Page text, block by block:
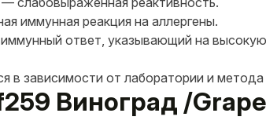
иммунная реакция на аллергены.
ответ, указывающий на высокую
в зависимости от лаборатории и
Виноград /